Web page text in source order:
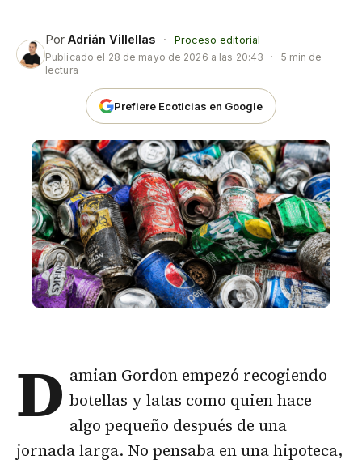
Por Adrián Villellas ·
Proceso editorial
Publicado el 28 de mayo de 2026 a las 20:43 ·
5 min de
lectura
Prefiere Ecoticias en Google
D amian Gordon empezó recogiendo
botellas y latas como quien hace
algo pequeño después de una
jornada larga. No pensaba en una hipoteca,